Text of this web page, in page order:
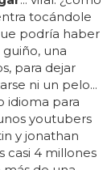
de que te